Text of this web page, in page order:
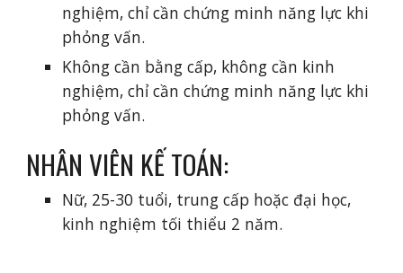
nghiệm, chỉ cần chứng minh năng lực khi
phỏng vấn.
Không cần bằng cấp, không cần kinh
nghiệm, chỉ cần chứng minh năng lực khi
phỏng vấn.
NHÂN VIÊN KẾ TOÁN:
Nữ, 25-30 tuổi, trung cấp hoặc đại học,
kinh nghiệm tối thiểu 2 năm.